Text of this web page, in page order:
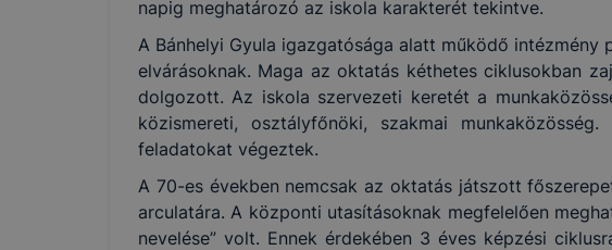
napig meghatározó az iskola karakterét tekintve.
A Bánhelyi Gyula igazgatósága alatt működő
elvárásoknak. Maga az oktatás kéthetes ciklusokban
dolgozott. Az iskola szervezeti keretét a
közismereti, osztályfőnöki, szakmai
feladatokat végeztek.
A 70-es években nemcsak az oktatás játszott
arculatára. A központi utasításoknak megfelelően
nevelése” volt. Ennek érdekében 3 éves képzési